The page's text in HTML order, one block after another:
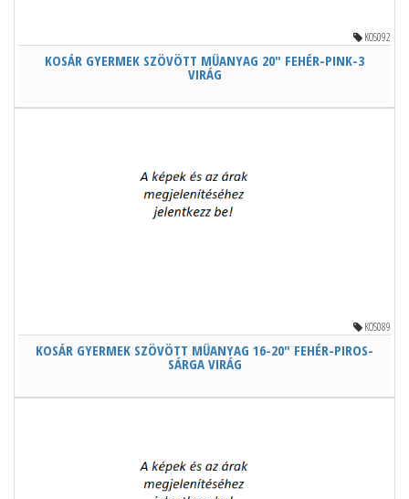
KOS092
KOSÁR GYERMEK SZÖVÖTT MŰANYAG 20" FEHÉR-PINK-3
VIRÁG
KOS089
KOSÁR GYERMEK SZÖVÖTT MŰANYAG 16-20" FEHÉR-PIROS-
SÁRGA VIRÁG